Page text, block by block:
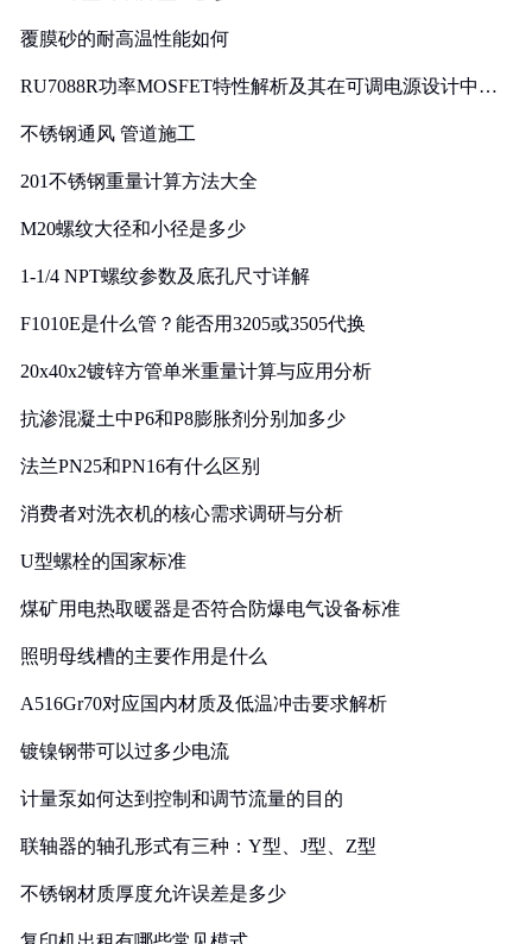
覆膜砂的耐高温性能如何
RU7088R功率MOSFET特性解析及其在可调电源设计中的
不锈钢通风 管道施工
201不锈钢重量计算方法大全
M20螺纹大径和小径是多少
1-1/4 NPT螺纹参数及底孔尺寸详解
F1010E是什么管？能否用3205或3505代换
20x40x2镀锌方管单米重量计算与应用分析
抗渗混凝土中P6和P8膨胀剂分别加多少
法兰PN25和PN16有什么区别
消费者对洗衣机的核心需求调研与分析
U型螺栓的国家标准
煤矿用电热取暖器是否符合防爆电气设备标准
照明母线槽的主要作用是什么
A516Gr70对应国内材质及低温冲击要求解析
镀镍钢带可以过多少电流
计量泵如何达到控制和调节流量的目的
联轴器的轴孔形式有三种：Y型、J型、Z型
不锈钢材质厚度允许误差是多少